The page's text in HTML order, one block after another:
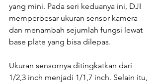
yang mini. Pada seri keduanya ini, DJI
memperbesar ukuran sensor kamera
dan menambah sejumlah fungsi lewat
base plate yang bisa dilepas.
Ukuran sensornya ditingkatkan dari
1/2,3 inch menjadi 1/1,7 inch. Selain itu,